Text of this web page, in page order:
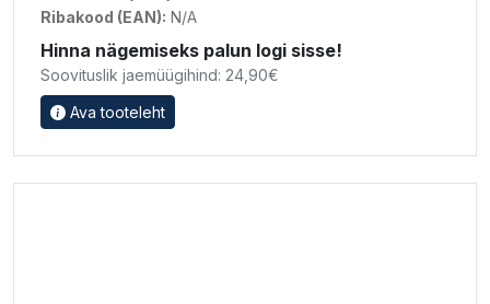
Ribakood (EAN): N/A
Hinna nägemiseks palun logi sisse!
Soovituslik jaemüügihind: 24,90€
Ava tooteleht